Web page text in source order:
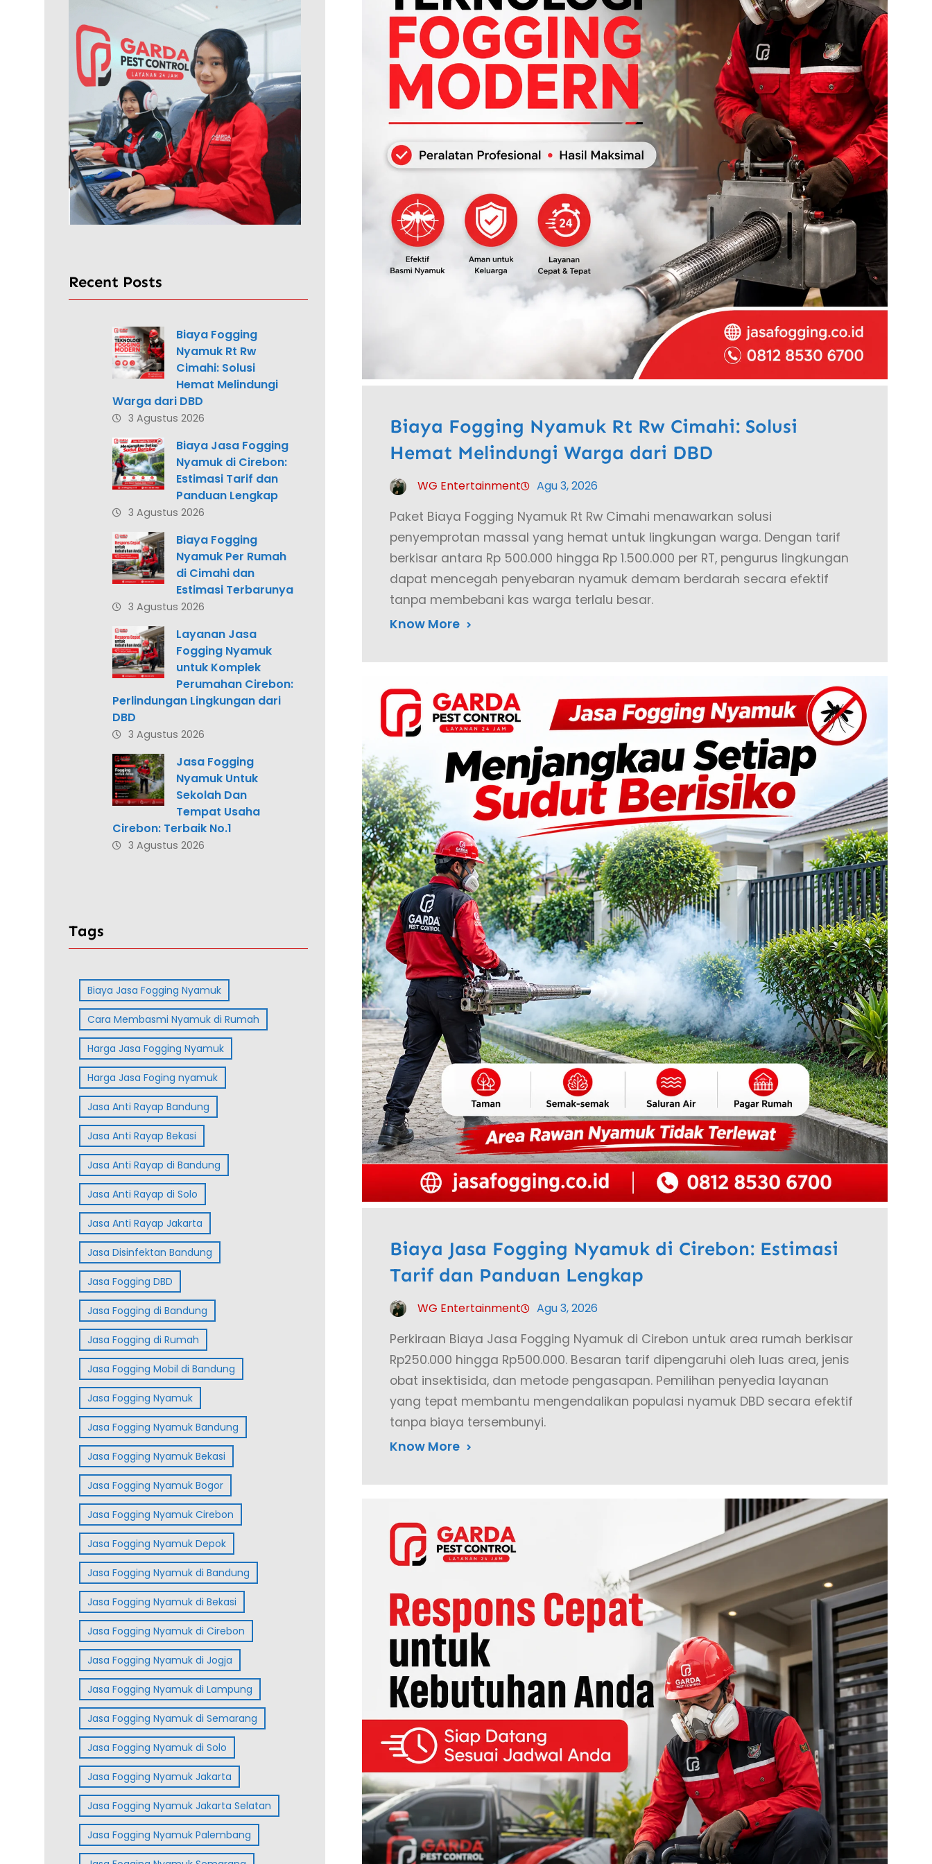
Recent Posts
Biaya Fogging
Nyamuk Rt Rw
Cimahi: Solusi
Hemat Melindungi
Warga dari DBD
3 Agustus 2026
Biaya Jasa Fogging
Nyamuk di Cirebon:
Estimasi Tarif dan
Panduan Lengkap
3 Agustus 2026
Biaya Fogging
Nyamuk Per Rumah
di Cimahi dan
Estimasi Terbarunya
3 Agustus 2026
Layanan Jasa
Fogging Nyamuk
untuk Komplek
Perumahan Cirebon:
Perlindungan Lingkungan dari
DBD
3 Agustus 2026
Jasa Fogging
Nyamuk Untuk
Sekolah Dan
Tempat Usaha
Cirebon: Terbaik No.1
3 Agustus 2026
Tags
Biaya Jasa Fogging Nyamuk
Cara Membasmi Nyamuk di Rumah
Harga Jasa Fogging Nyamuk
Harga Jasa Foging nyamuk
Jasa Anti Rayap Bandung
Jasa Anti Rayap Bekasi
Jasa Anti Rayap di Bandung
Jasa Anti Rayap di Solo
Jasa Anti Rayap Jakarta
Jasa Disinfektan Bandung
Jasa Fogging DBD
Jasa Fogging di Bandung
Jasa Fogging di Rumah
Jasa Fogging Mobil di Bandung
Jasa Fogging Nyamuk
Jasa Fogging Nyamuk Bandung
Jasa Fogging Nyamuk Bekasi
Jasa Fogging Nyamuk Bogor
Jasa Fogging Nyamuk Cirebon
Jasa Fogging Nyamuk Depok
Jasa Fogging Nyamuk di Bandung
Jasa Fogging Nyamuk di Bekasi
Jasa Fogging Nyamuk di Cirebon
Jasa Fogging Nyamuk di Jogja
Jasa Fogging Nyamuk di Lampung
Jasa Fogging Nyamuk di Semarang
Jasa Fogging Nyamuk di Solo
Jasa Fogging Nyamuk Jakarta
Jasa Fogging Nyamuk Jakarta Selatan
Jasa Fogging Nyamuk Palembang
Biaya Fogging Nyamuk Rt Rw Cimahi: Solusi
Hemat Melindungi Warga dari DBD
WG Entertainment Agu 3, 2026
Paket Biaya Fogging Nyamuk Rt Rw Cimahi menawarkan solusi
penyemprotan massal yang hemat untuk lingkungan warga. Dengan tarif
berkisar antara Rp 500.000 hingga Rp 1.500.000 per RT, pengurus lingkungan
dapat mencegah penyebaran nyamuk demam berdarah secara efektif
tanpa membebani kas warga terlalu besar.
Know More
Biaya Jasa Fogging Nyamuk di Cirebon: Estimasi
Tarif dan Panduan Lengkap
WG Entertainment Agu 3, 2026
Perkiraan Biaya Jasa Fogging Nyamuk di Cirebon untuk area rumah berkisar
Rp250.000 hingga Rp500.000. Besaran tarif dipengaruhi oleh luas area, jenis
obat insektisida, dan metode pengasapan. Pemilihan penyedia layanan
yang tepat membantu mengendalikan populasi nyamuk DBD secara efektif
tanpa biaya tersembunyi.
Know More